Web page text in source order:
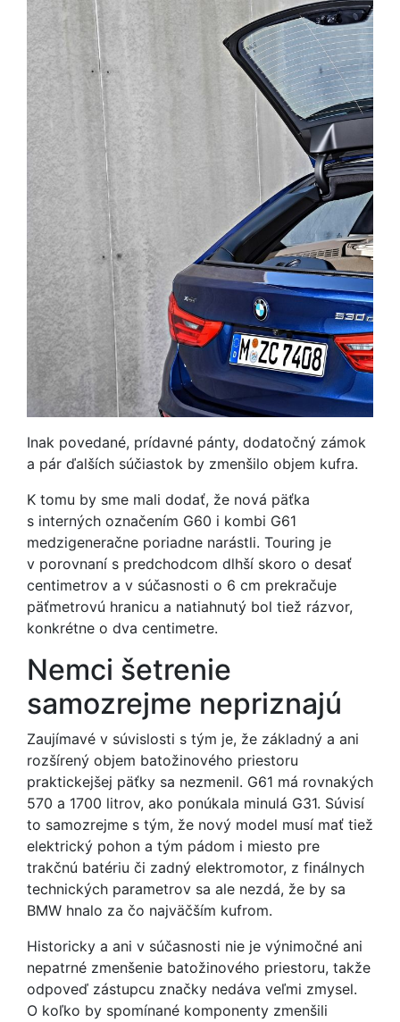
Inak povedané, prídavné pánty, dodatočný zámok
a pár ďalších súčiastok by zmenšilo objem kufra.
K tomu by sme mali dodať, že nová päťka
s interných označením G60 i kombi G61
medzigeneračne poriadne narástli. Touring je
v porovnaní s predchodcom dlhší skoro o desať
centimetrov a v súčasnosti o 6 cm prekračuje
päťmetrovú hranicu a natiahnutý bol tiež rázvor,
konkrétne o dva centimetre.
Nemci šetrenie
samozrejme nepriznajú
Zaujímavé v súvislosti s tým je, že základný a ani
rozšírený objem batožinového priestoru
praktickejšej päťky sa nezmenil. G61 má rovnakých
570 a 1700 litrov, ako ponúkala minulá G31. Súvisí
to samozrejme s tým, že nový model musí mať tiež
elektrický pohon a tým pádom i miesto pre
trakčnú batériu či zadný elektromotor, z finálnych
technických parametrov sa ale nezdá, že by sa
BMW hnalo za čo najväčším kufrom.
Historicky a ani v súčasnosti nie je výnimočné ani
nepatrné zmenšenie batožinového priestoru, takže
odpoveď zástupcu značky nedáva veľmi zmysel.
O koľko by spomínané komponenty zmenšili